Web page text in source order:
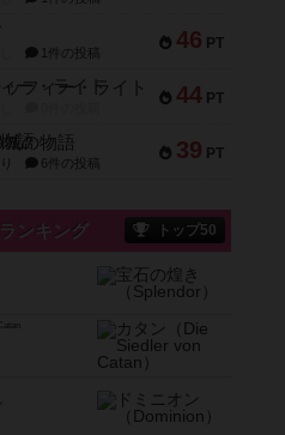
46 PT
1件の投稿
44 PT
フィー・ライト
39 PT
の物語
6件の投稿
ンキング トップ50